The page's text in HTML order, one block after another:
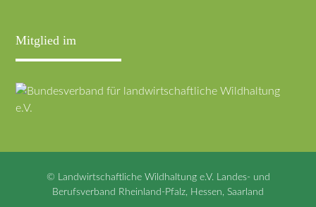
Mitglied im
© Landwirtschaftliche Wildhaltung e.V. Landes- und
Berufsverband Rheinland-Pfalz, Hessen, Saarland